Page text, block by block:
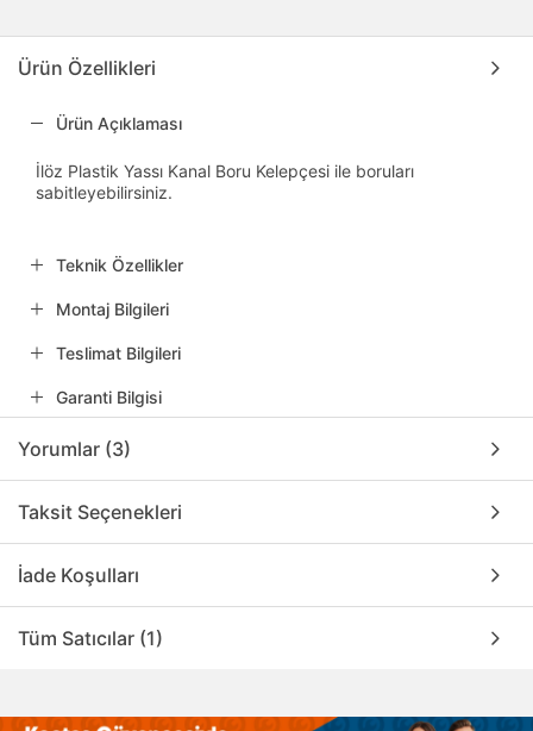
Ürün Özellikleri
Ürün Açıklaması
İlöz Plastik Yassı Kanal Boru Kelepçesi ile boruları
sabitleyebilirsiniz.
Teknik Özellikler
Montaj Bilgileri
Teslimat Bilgileri
Garanti Bilgisi
Yorumlar (3)
Taksit Seçenekleri
İade Koşulları
Tüm Satıcılar (1)